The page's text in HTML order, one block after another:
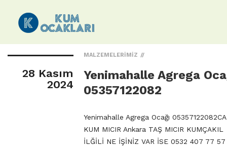
28 Kasım
2024
MALZEMELERIMIZ
Yenimahalle Agrega
05357122082
Yenimahalle Agrega Ocağı
KUM MICIR Ankara TAŞ MICIR
İLĞİLİ NE İŞİNİZ VAR İSE 0532 407 77